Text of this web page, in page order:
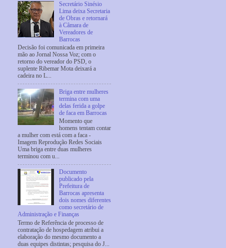
Secretário Sinésio
Lima deixa Secretaria
de Obras e retornará
à Câmara de
Vereadores de
Barrocas
Decisão foi comunicada em primeira
mão ao Jornal Nossa Voz; com o
retorno do vereador do PSD, o
suplente Ribemar Mota deixará a
cadeira no L...
Briga entre mulheres
termina com uma
delas ferida a golpe
de faca em Barrocas
Momento que
homens tentam contar
a mulher com está com a faca -
Imagem Reprodução Redes Sociais
Uma briga entre duas mulheres
terminou com u...
Documento
publicado pela
Prefeitura de
Barrocas apresenta
dois nomes diferentes
como secretário de
Administração e Finanças
Termo de Referência de processo de
contratação de hospedagem atribui a
elaboração do mesmo documento a
duas equipes distintas; pesquisa do J...